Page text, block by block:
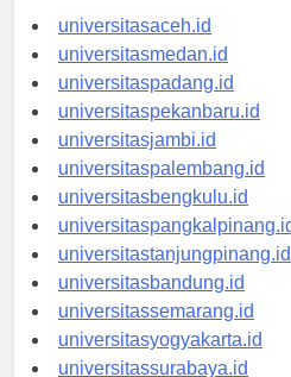
universitasaceh.id
universitasmedan.id
universitaspadang.id
universitaspekanbaru.id
universitasjambi.id
universitaspalembang.id
universitasbengkulu.id
universitaspangkalpinang.id
universitastanjungpinang.id
universitasbandung.id
universitassemarang.id
universitasyogyakarta.id